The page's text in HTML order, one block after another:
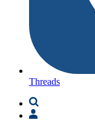
Threads